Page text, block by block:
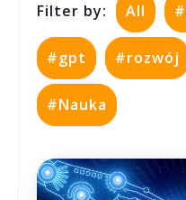
Filter by: All
#gpt #rozwój
#Nauka